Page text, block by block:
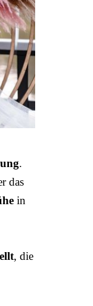
.
das
in
, die